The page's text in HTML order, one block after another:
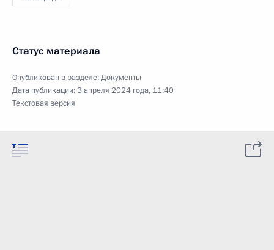
Статус материала
Опубликован в разделе:Документы
Дата публикации:3 апреля 2024 года, 11:40
Текстовая версия